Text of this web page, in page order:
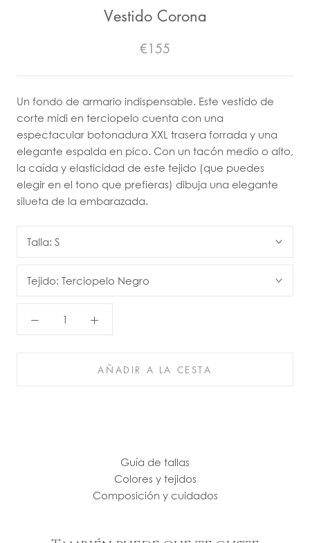
Vestido Corona
€155
Un fondo de armario indispensable. Este vestido de
corte midi en terciopelo cuenta con una
espectacular botonadura XXL trasera forrada y una
elegante espalda en pico. Con un tacón medio o alto,
la caída y elasticidad de este tejido (que puedes
elegir en el tono que prefieras) dibuja una elegante
silueta de la embarazada.
Talla: S
Tejido: Terciopelo Negro
AÑADIR A LA CESTA
Guía de tallas
Colores y tejidos
Composición y cuidados